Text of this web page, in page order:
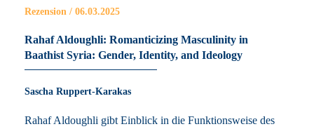
Rezension / 06.03.2025
Rahaf Aldoughli: Romanticizing Masculinity in
Baathist Syria: Gender, Identity, and Ideology
Sascha Ruppert-Karakas
Rahaf Aldoughli gibt Einblick in die Funktionsweise des